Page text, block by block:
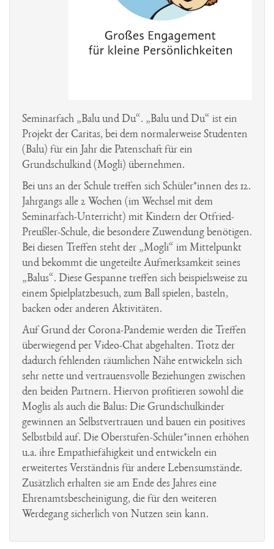
Seminarfach „Balu und Du“. „Balu und Du“ ist ein
Projekt der Caritas, bei dem normalerweise Studenten
(Balu) für ein Jahr die Patenschaft für ein
Grundschulkind (Mogli) übernehmen.
Bei uns an der Schule treffen sich Schüler*innen des 12.
Jahrgangs alle 2 Wochen (im Wechsel mit dem
Seminarfach-Unterricht) mit Kindern der Otfried-
Preußler-Schule, die besondere Zuwendung benötigen.
Bei diesen Treffen steht der „Mogli“ im Mittelpunkt
und bekommt die ungeteilte Aufmerksamkeit seines
„Balus“. Diese Gespanne treffen sich beispielsweise zu
einem Spielplatzbesuch, zum Ball spielen, basteln,
backen oder anderen Aktivitäten.
Auf Grund der Corona-Pandemie werden die Treffen
überwiegend per Video-Chat abgehalten. Trotz der
dadurch fehlenden räumlichen Nähe entwickeln sich
sehr nette und vertrauensvolle Beziehungen zwischen
den beiden Partnern. Hiervon profitieren sowohl die
Moglis als auch die Balus: Die Grundschulkinder
gewinnen an Selbstvertrauen und bauen ein positives
Selbstbild auf. Die Oberstufen-Schüler*innen erhöhen
u.a. ihre Empathiefähigkeit und entwickeln ein
erweitertes Verständnis für andere Lebensumstände.
Zusätzlich erhalten sie am Ende des Jahres eine
Ehrenamtsbescheinigung, die für den weiteren
Werdegang sicherlich von Nutzen sein kann.
Stellenangebote Film
Spanisch
Sport
Jugend forscht
Klettern
Kunstwerkstatt
Musik
Prix des lycéens
allemands
Roboter AG
Schulgarten
Schulsanitäter
Streitschlichter
Zoo AG
Recife/Brasilien
Soz./Ökolog.
Engagement
Valentinssingen
Würde